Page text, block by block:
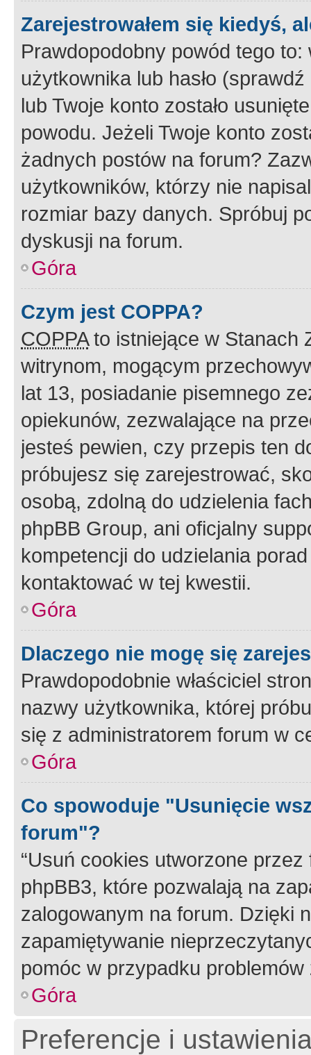
Zarejestrowałem się kiedyś,
Prawdopodobny powód tego to:
użytkownika lub hasło
lub Twoje konto zostało
powodu. Jeżeli Twoje konto
żadnych postów na forum?
użytkowników, którzy nie
rozmiar bazy danych. Spróbuj
dyskusji na forum.
Góra
Czym jest COPPA?
COPPAto istniejące w Stanach
witrynom, mogącym
lat 13, posiadanie pisemnego
opiekunów, zezwalające na
jesteś pewien, czy przepis ten
próbujesz się zarejestrować,
osobą, zdolną do udzielenia
phpBB Group, ani oficjalny
kompetencji do udzielania
kontaktować w tej kwestii.
Góra
Dlaczego nie mogę się
Prawdopodobnie właściciel
nazwy użytkownika, której
się z administratorem forum w
Góra
Co spowoduje "Usunięcie
forum"?
“Usuń cookies utworzone
phpBB3, które pozwalają na
zalogowanym na forum. Dzięki
zapamiętywanie
pomóc w przypadku
Góra
Preferencje i